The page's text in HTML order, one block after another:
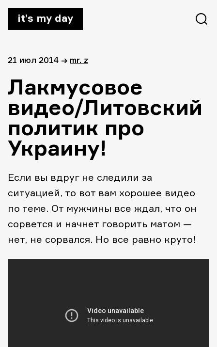
it’s my day
21 июл 2014 → mr. z
Лакмусовое
видео/Литовский
политик про
Украину!
Если вы вдруг не следили за
ситуацией, то вот вам хорошее видео
по теме. От мужчины все ждал, что он
сорвется и начнет говорить матом —
нет, не сорвался. Но все равно круто!